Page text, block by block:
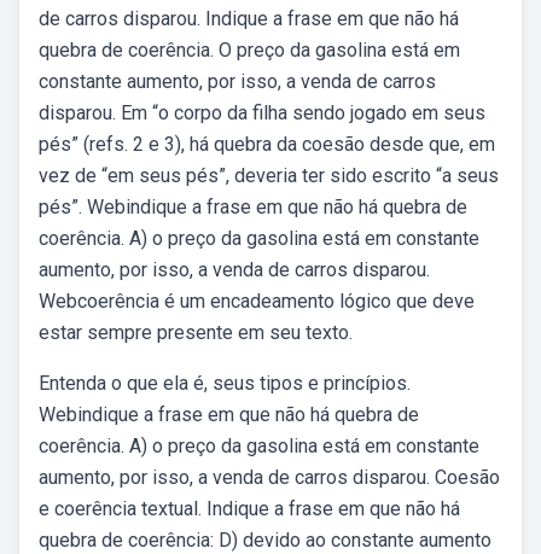
de carros disparou. Indique a frase em que não há
quebra de coerência. O preço da gasolina está em
constante aumento, por isso, a venda de carros
disparou. Em “o corpo da filha sendo jogado em seus
pés” (refs. 2 e 3), há quebra da coesão desde que, em
vez de “em seus pés”, deveria ter sido escrito “a seus
pés”. Webindique a frase em que não há quebra de
coerência. A) o preço da gasolina está em constante
aumento, por isso, a venda de carros disparou.
Webcoerência é um encadeamento lógico que deve
estar sempre presente em seu texto.
Entenda o que ela é, seus tipos e princípios.
Webindique a frase em que não há quebra de
coerência. A) o preço da gasolina está em constante
aumento, por isso, a venda de carros disparou. Coesão
e coerência textual. Indique a frase em que não há
quebra de coerência: D) devido ao constante aumento